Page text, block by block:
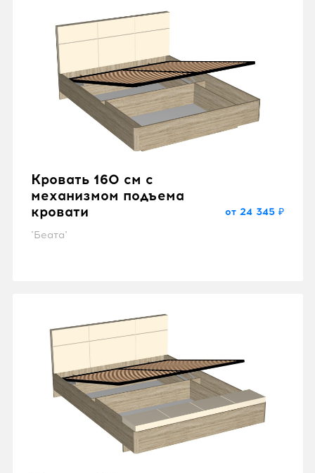
Кровать 160 см с
механизмом подъема
кровати
"Беата"
от 24 345 ₽